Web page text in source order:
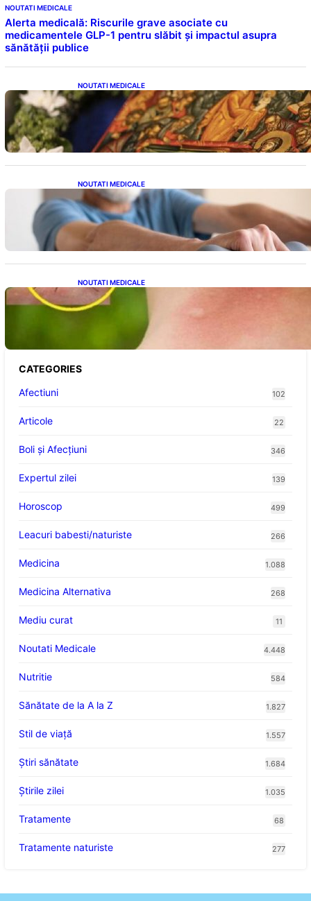
NOUTATI MEDICALE
Alerta medicală: Riscurile grave asociate cu
medicamentele GLP-1 pentru slăbit și impactul asupra
sănătății publice
NOUTATI MEDICALE
Postul Adormirii Maicii Domnului: Tradiții,
Superstiții și Implicații Spiritualitate în 2026
NOUTATI MEDICALE
Îmbunătățirea sănătății cardiovasculare:
Patru exerciții simple pentru reducerea
tensiunii arteriale la domiciliu
NOUTATI MEDICALE
Cum bacteriile pielii influențează atracția
țânțarilor: O nouă viziune asupra alegerii
CATEGORIES
Afectiuni
102
Articole 22
Boli și Afecțiuni 346
Expertul zilei 139
Horoscop 499
Leacuri babesti/naturiste 266
Medicina 1.088
Medicina Alternativa 268
Mediu curat 11
Noutati Medicale 4.448
Nutritie 584
Sănătate de la A la Z 1.827
Stil de viaţă 1.557
Ştiri sănătate 1.684
Știrile zilei 1.035
Tratamente 68
Tratamente naturiste 277